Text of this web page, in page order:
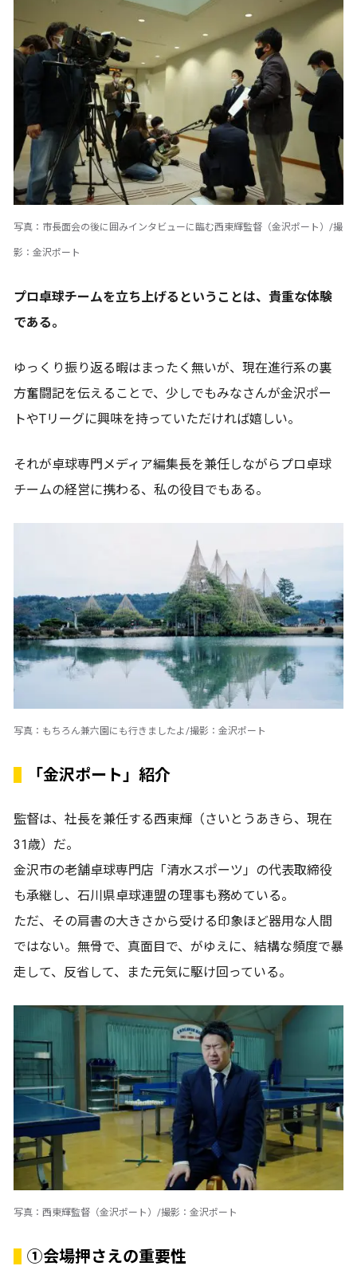
写真：市長面会の後に囲みインタビューに臨む西東輝監督（金沢ポート）/撮
影：金沢ポート
プロ卓球チームを立ち上げるということは、貴重な体験
である。
ゆっくり振り返る暇はまったく無いが、現在進行系の裏
方奮闘記を伝えることで、少しでもみなさんが金沢ポー
トやTリーグに興味を持っていただければ嬉しい。
それが卓球専門メディア編集長を兼任しながらプロ卓球
チームの経営に携わる、私の役目でもある。
写真：もちろん兼六園にも行きましたよ/撮影：金沢ポート
「金沢ポート」紹介
監督は、社長を兼任する西東輝（さいとうあきら、現在
31歳）だ。
金沢市の老舗卓球専門店「清水スポーツ」の代表取締役
も承継し、石川県卓球連盟の理事も務めている。
ただ、その肩書の大きさから受ける印象ほど器用な人間
ではない。無骨で、真面目で、がゆえに、結構な頻度で暴
走して、反省して、また元気に駆け回っている。
写真：西東輝監督（金沢ポート）/撮影：金沢ポート
①会場押さえの重要性